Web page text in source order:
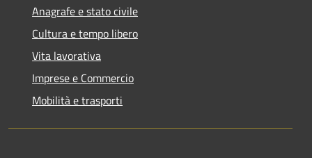
Anagrafe e stato civile
Cultura e tempo libero
Vita lavorativa
Imprese e Commercio
Mobilità e trasporti